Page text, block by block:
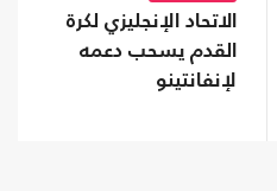
الاتحاد الإنجليزي لكرة
القدم يسحب دعمه
لإنفانتينو